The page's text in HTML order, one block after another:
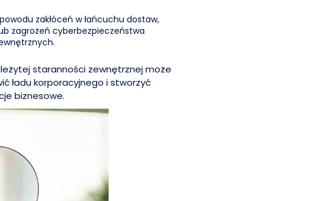
zakłóceń w łańcuchu dostaw,
zagrożeń cyberbezpieczeństwa
staranności zewnętrznej może
ładu korporacyjnego i stworzyć
biznesowe.